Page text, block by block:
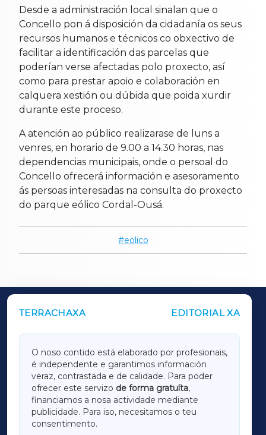
Desde a administración local sinalan que o
Concello pon á disposición da cidadanía os seus
recursos humanos e técnicos co obxectivo de
facilitar a identificación das parcelas que
poderían verse afectadas polo proxecto, así
como para prestar apoio e colaboración en
calquera xestión ou dúbida que poida xurdir
durante este proceso.
A atención ao público realizarase de luns a
venres, en horario de 9.00 a 14.30 horas, nas
dependencias municipais, onde o persoal do
Concello ofrecerá información e asesoramento
ás persoas interesadas na consulta do proxecto
do parque eólico Cordal-Ousá.
eolico
TERRACHAXA EDITORIAL XA
O noso contido está elaborado por profesionais,
é independente e garantimos información
veraz, contrastada e de calidade. Para poder
ofrecer este servizo de forma gratuíta,
financiamos a nosa actividade mediante
publicidade. Para iso, necesitamos o teu
consentimento.
OUTROS PERIÓDICOS
LUGOXA
TERRACHAXA